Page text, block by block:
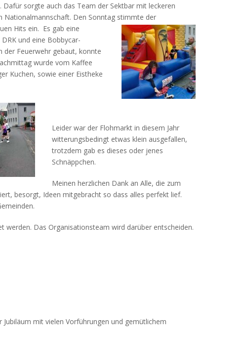
sorgte auch das Team der Sektbar mit leckeren
Nationalmannschaft. Den Sonntag stimmte der
Hits ein. Es gab eine
und eine Bobbycar-
der Feuerwehr gebaut, konnte
wurde vom Kaffee
Kuchen, sowie einer Eistheke
Leider war der Flohmarkt in diesem Jahr
witterungsbedingt etwas klein ausgefallen,
trotzdem gab es dieses oder jenes
Schnäppchen.
Meinen herzlichen Dank an Alle, die zum
besorgt, Ideen mitgebracht so dass alles perfekt lief.
werden. Das Organisationsteam wird darüber entscheiden.
mit vielen Vorführungen und gemütlichem